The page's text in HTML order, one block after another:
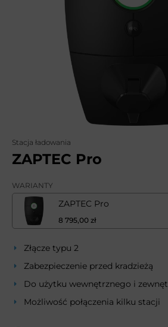
Stacja ładowania
ZAPTEC Pro
WARIANTY
ZAPTEC Pro
8 795,00 zł
Złącze typu 2
Zabezpieczenie przed kradzieżą
Do użytku wewnętrznego i
Możliwość połączenia kilku stacji